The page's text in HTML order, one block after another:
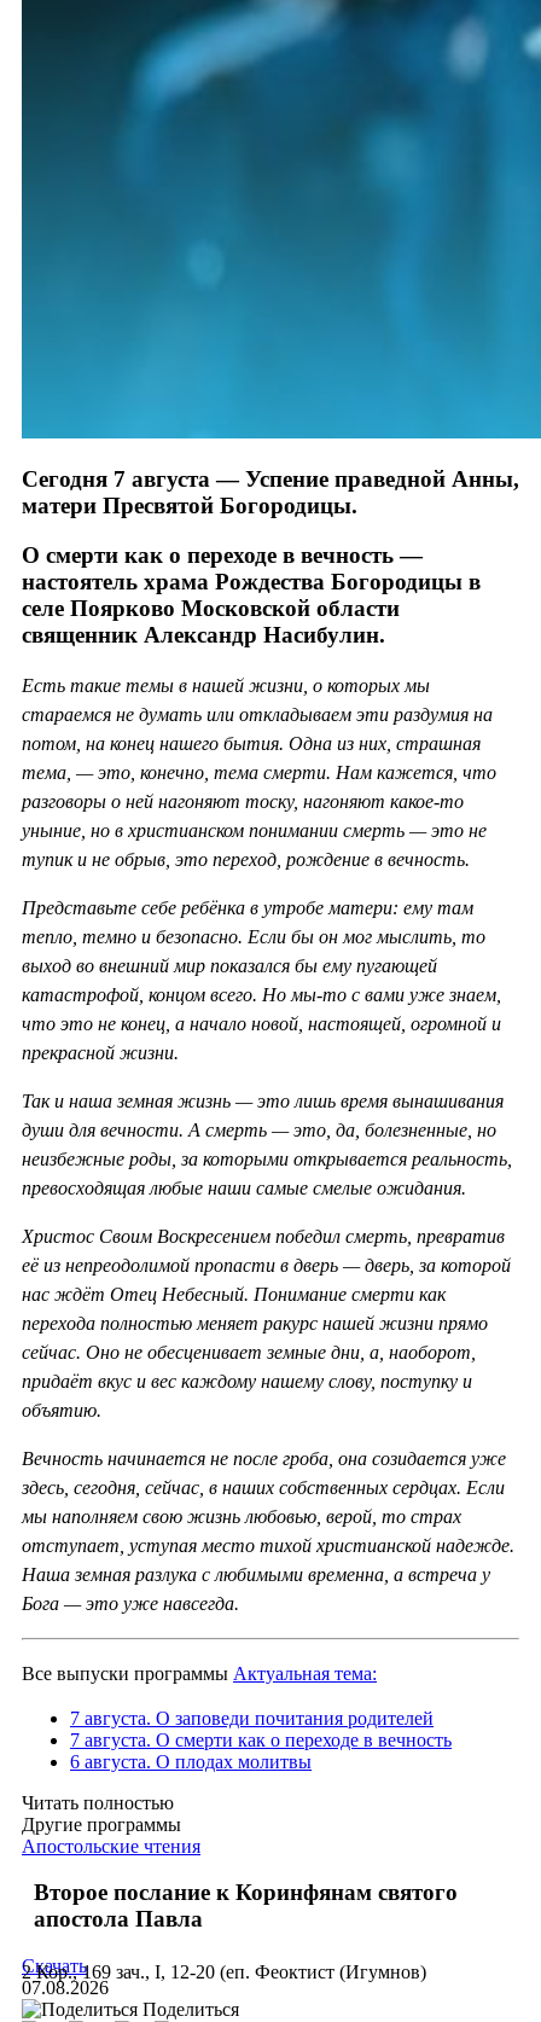
Сегодня 7 августа — Успение праведной Анны,
матери Пресвятой Богородицы.
О смерти как о переходе в вечность —
настоятель храма Рождества Богородицы в
селе Поярково Московской области
священник Александр Насибулин.
Есть такие темы в нашей жизни, о которых мы
стараемся не думать или откладываем эти раздумия на
потом, на конец нашего бытия. Одна из них, страшная
тема, — это, конечно, тема смерти. Нам кажется, что
разговоры о ней нагоняют тоску, нагоняют какое-то
уныние, но в христианском понимании смерть — это не
тупик и не обрыв, это переход, рождение в вечность.
Представьте себе ребёнка в утробе матери: ему там
тепло, темно и безопасно. Если бы он мог мыслить, то
выход во внешний мир показался бы ему пугающей
катастрофой, концом всего. Но мы-то с вами уже знаем,
что это не конец, а начало новой, настоящей, огромной и
прекрасной жизни.
Так и наша земная жизнь — это лишь время вынашивания
души для вечности. А смерть — это, да, болезненные, но
неизбежные роды, за которыми открывается реальность,
превосходящая любые наши самые смелые ожидания.
Христос Своим Воскресением победил смерть, превратив
её из непреодолимой пропасти в дверь — дверь, за которой
нас ждёт Отец Небесный. Понимание смерти как
перехода полностью меняет ракурс нашей жизни прямо
сейчас. Оно не обесценивает земные дни, а, наоборот,
придаёт вкус и вес каждому нашему слову, поступку и
объятию.
Вечность начинается не после гроба, она созидается уже
здесь, сегодня, сейчас, в наших собственных сердцах. Если
мы наполняем свою жизнь любовью, верой, то страх
отступает, уступая место тихой христианской надежде.
Наша земная разлука с любимыми временна, а встреча у
Бога — это уже навсегда.
Все выпуски программы Актуальная тема:
7 августа. О заповеди почитания родителей
7 августа. О смерти как о переходе в вечность
6 августа. О плодах молитвы
Читать полностью
Другие программы
Апостольские чтения
Второе послание к Коринфянам святого
апостола Павла
2 Кор., 169 зач., I, 12-20 (еп. Феоктист (Игумнов)
Скачать
07.08.2026
Поделиться